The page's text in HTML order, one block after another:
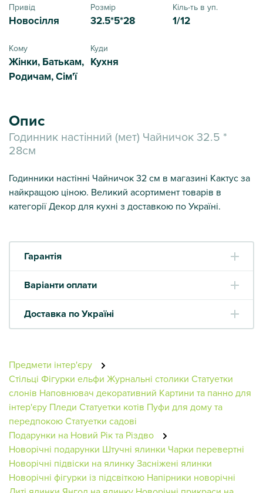
Привід
Новосілля
Розмір
32.5*5*28
Кіль-ть в уп.
1/12
Кому
Жінки, Батькам,
Родичам, Сім'ї
Куди
Кухня
Опис
Годинник настінний (мет) Чайничок 32.5 *
28см
Годинники настінні Чайничок 32 см в магазині Кактус за
найкращою ціною. Великий асортимент товарів в
категорії Декор для кухні з доставкою по Україні.
Гарантія
Варіанти оплати
Доставка по Україні
Предмети інтер'єру
Стільці Фігурки ельфи Журнальні столики Статуетки
слонів Наповнювач декоративний Картини та панно для
інтер'єру Пледи Статуетки котів Пуфи для дому та
передпокоюСтатуетки садові
Подарунки на Новий Рік та Різдво
Новорічні подарунки Штучні ялинки Чарки перевертні
Новорічні підвіски на ялинкуЗасніжені ялинки
Новорічні фігурки із підсвіткою Напірники новорічні